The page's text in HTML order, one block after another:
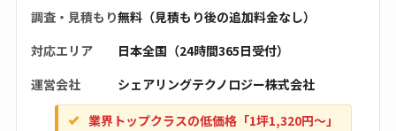
調査・見積もり無料（見積もり後の追加料金なし）
対応エリア
日本全国（24時間365日受付）
運営会社
シェアリングテクノロジー株式会社
業界トップクラスの低価格「1坪1,320円〜」